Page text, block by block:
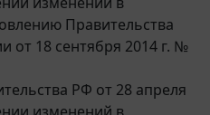
Правительства
от 18 сентября 2014 г. №
РФ от 28 апреля
изменений в